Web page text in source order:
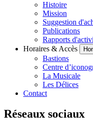
Histoire
Mission
Suggestion
Publications
Rapports
Horaires & Accès
Bastions
Centre
La Musicale
Les Délices
Contact
Réseaux sociaux